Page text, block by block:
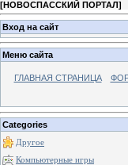
[НОВОСПАССКИЙ ПОРТАЛ]
Вход на сайт
Меню сайта
ГЛАВНАЯ СТРАНИЦА
Categories
Другое
Компьютерные игры